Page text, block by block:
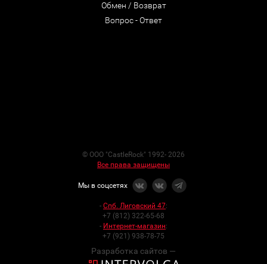
Обмен / Возврат
Вопрос - Ответ
© ООО "CastleRock" 1992- 2026
Все права защищены
Мы в соцсетях
- Спб. Лиговский 47:
+7 (812) 322-65-68
- Интернет-магазин:
+7 (921) 938-78-75
Разработка сайтов —